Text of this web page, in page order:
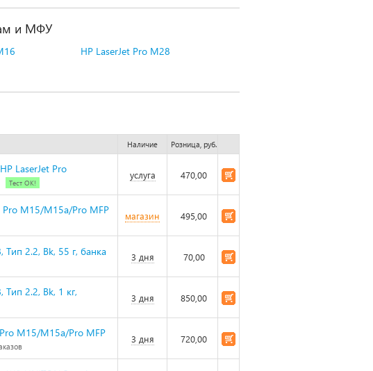
и МФУ
HP LaserJet Pro M28
Наличие Розница, руб.
LaserJet Pro
Тест ОК!
услуга 470,00
Pro M15/M15a/Pro MFP
магазин 495,00
2.2, Bk, 55 г, банка 3 дня 70,00
2.2, Bk, 1 кг,
3 дня 850,00
M15/M15a/Pro MFP
3 дня 720,00